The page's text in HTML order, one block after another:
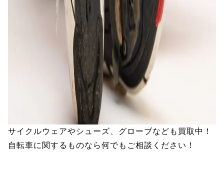
サイクルウェアやシューズ、グローブなども買取中！
自転車に関するものなら何でもご相談ください！